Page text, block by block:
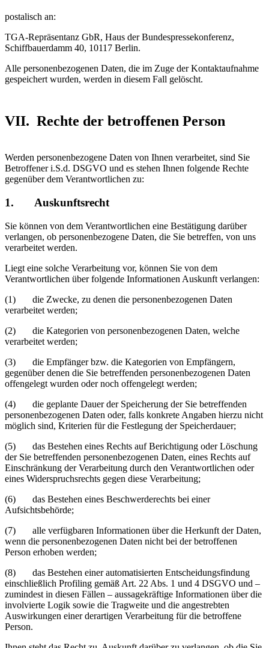
postalisch an:
TGA-Repräsentanz GbR, Haus der Bundespressekonferenz,
Schiffbauerdamm 40, 10117 Berlin.
Alle personenbezogenen Daten, die im Zuge der Kontaktaufnahme
gespeichert wurden, werden in diesem Fall gelöscht.
VII. Rechte der betroffenen Person
Werden personenbezogene Daten von Ihnen verarbeitet, sind Sie
Betroffener i.S.d. DSGVO und es stehen Ihnen folgende Rechte
gegenüber dem Verantwortlichen zu:
1. Auskunftsrecht
Sie können von dem Verantwortlichen eine Bestätigung darüber
verlangen, ob personenbezogene Daten, die Sie betreffen, von uns
verarbeitet werden.
Liegt eine solche Verarbeitung vor, können Sie von dem
Verantwortlichen über folgende Informationen Auskunft verlangen:
(1) die Zwecke, zu denen die personenbezogenen Daten
verarbeitet werden;
(2) die Kategorien von personenbezogenen Daten, welche
verarbeitet werden;
(3) die Empfänger bzw. die Kategorien von Empfängern,
gegenüber denen die Sie betreffenden personenbezogenen Daten
offengelegt wurden oder noch offengelegt werden;
(4) die geplante Dauer der Speicherung der Sie betreffenden
personenbezogenen Daten oder, falls konkrete Angaben hierzu nicht
möglich sind, Kriterien für die Festlegung der Speicherdauer;
(5) das Bestehen eines Rechts auf Berichtigung oder Löschung
der Sie betreffenden personenbezogenen Daten, eines Rechts auf
Einschränkung der Verarbeitung durch den Verantwortlichen oder
eines Widerspruchsrechts gegen diese Verarbeitung;
(6) das Bestehen eines Beschwerderechts bei einer
Aufsichtsbehörde;
(7) alle verfügbaren Informationen über die Herkunft der Daten,
wenn die personenbezogenen Daten nicht bei der betroffenen
Person erhoben werden;
(8) das Bestehen einer automatisierten Entscheidungsfindung
einschließlich Profiling gemäß Art. 22 Abs. 1 und 4 DSGVO und –
zumindest in diesen Fällen – aussagekräftige Informationen über die
involvierte Logik sowie die Tragweite und die angestrebten
Auswirkungen einer derartigen Verarbeitung für die betroffene
Person.